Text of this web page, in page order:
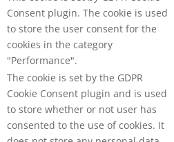
Consent plugin. The cookie is used
to store the user consent for the
cookies in the category
"Performance".
The cookie is set by the GDPR
Cookie Consent plugin and is used
to store whether or not user has
consented to the use of cookies. It